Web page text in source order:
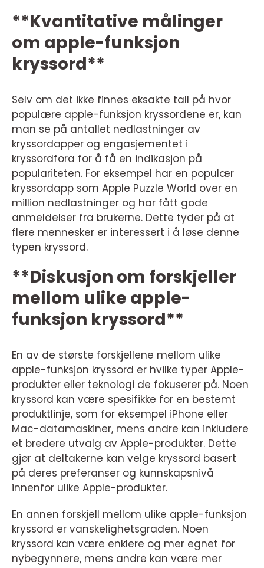
**Kvantitative målinger
om apple-funksjon
kryssord**
Selv om det ikke finnes eksakte tall på hvor
populære apple-funksjon kryssordene er, kan
man se på antallet nedlastninger av
kryssordapper og engasjementet i
kryssordfora for å få en indikasjon på
populariteten. For eksempel har en populær
kryssordapp som Apple Puzzle World over en
million nedlastninger og har fått gode
anmeldelser fra brukerne. Dette tyder på at
flere mennesker er interessert i å løse denne
typen kryssord.
**Diskusjon om forskjeller
mellom ulike apple-
funksjon kryssord**
En av de største forskjellene mellom ulike
apple-funksjon kryssord er hvilke typer Apple-
produkter eller teknologi de fokuserer på. Noen
kryssord kan være spesifikke for en bestemt
produktlinje, som for eksempel iPhone eller
Mac-datamaskiner, mens andre kan inkludere
et bredere utvalg av Apple-produkter. Dette
gjør at deltakerne kan velge kryssord basert
på deres preferanser og kunnskapsnivå
innenfor ulike Apple-produkter.
En annen forskjell mellom ulike apple-funksjon
kryssord er vanskelighetsgraden. Noen
kryssord kan være enklere og mer egnet for
nybegynnere, mens andre kan være mer